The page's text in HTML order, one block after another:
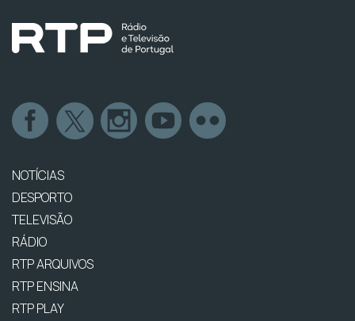
NOTÍCIAS
DESPORTO
TELEVISÃO
RÁDIO
RTP ARQUIVOS
RTP ENSINA
RTP PLAY